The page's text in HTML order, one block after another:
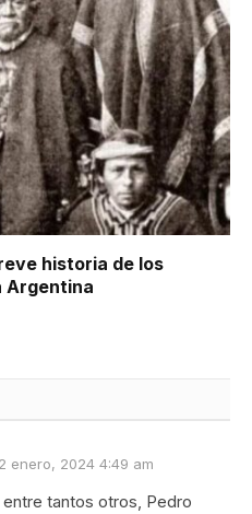
historia de los
Argentina
enero, 2024 4:49 am
tantos otros, Pedro